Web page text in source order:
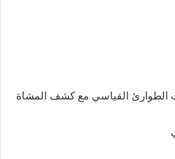
الطوارئ القياسي مع كشف المشاة